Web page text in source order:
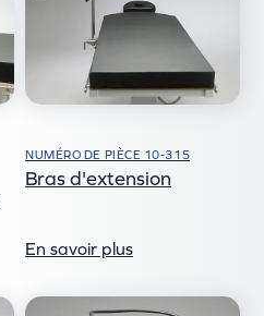
NUMÉRO DE PIÈCE 10-315
Bras d'extension
En savoir plus